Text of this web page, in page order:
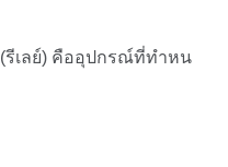
รีเลย์) คืออุปกรณ์ที่ทำหน